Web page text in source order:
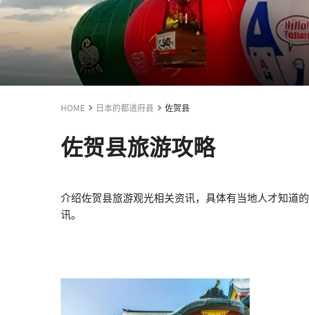
HOME 日本的都道府县 佐贺县
佐贺县旅游攻略
介绍佐贺县旅游观光相关资讯，具体有当地人才知道
讯。